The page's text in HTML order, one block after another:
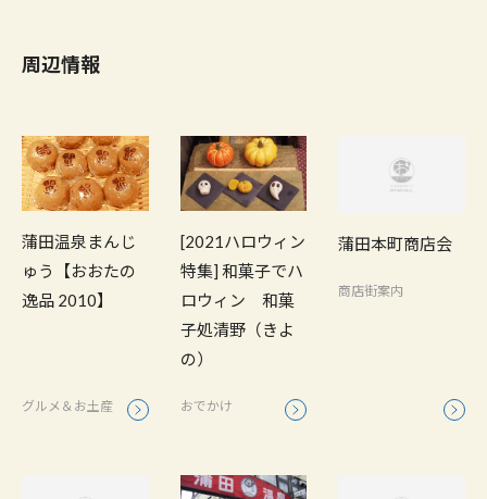
周辺情報
蒲田温泉まんじ
ゅう【おおたの
逸品 2010】
グルメ＆お土産
[2021ハロウィン
特集] 和菓子でハ
ロウィン 和菓
子処清野（きよ
の）
おでかけ
蒲田本町商店会
商店街案内